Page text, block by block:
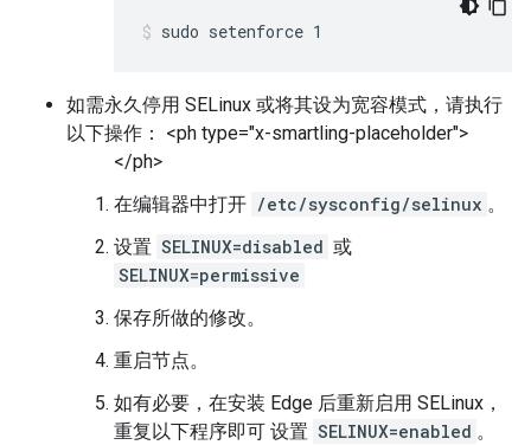
sudo setenforce 1
如需永久停用 SELinux 或将其设为宽容模式，请执行
以下操作：
<ph type="x-smartling-placeholder">
</ph>
在编辑器中打开 /etc/sysconfig/selinux 。
设置 SELINUX=disabled 或
SELINUX=permissive
保存所做的修改。
重启节点。
如有必要，在安装 Edge 后重新启用 SELinux，
重复以下程序即可 设置 SELINUX=enabled 。